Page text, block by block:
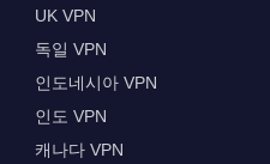
UK VPN
독일 VPN
인도네시아 VPN
인도 VPN
캐나다 VPN